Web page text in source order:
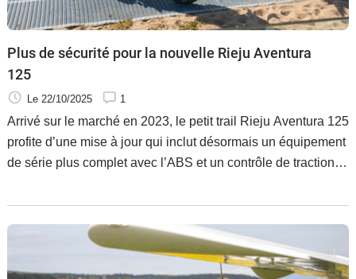
Plus de sécurité pour la nouvelle Rieju Aventura
125
Le 22/10/2025 1
Arrivé sur le marché en 2023, le petit trail Rieju Aventura 125
profite d’une mise à jour qui inclut désormais un équipement
de série plus complet avec l’ABS et un contrôle de traction.